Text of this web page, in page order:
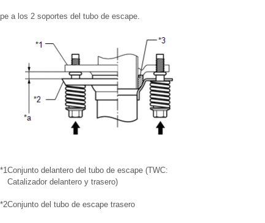
a los 2 soportes del tubo de escape.
*1Conjunto delantero del tubo de escape (TWC:
Catalizador delantero y trasero)
*2Conjunto del tubo de escape trasero